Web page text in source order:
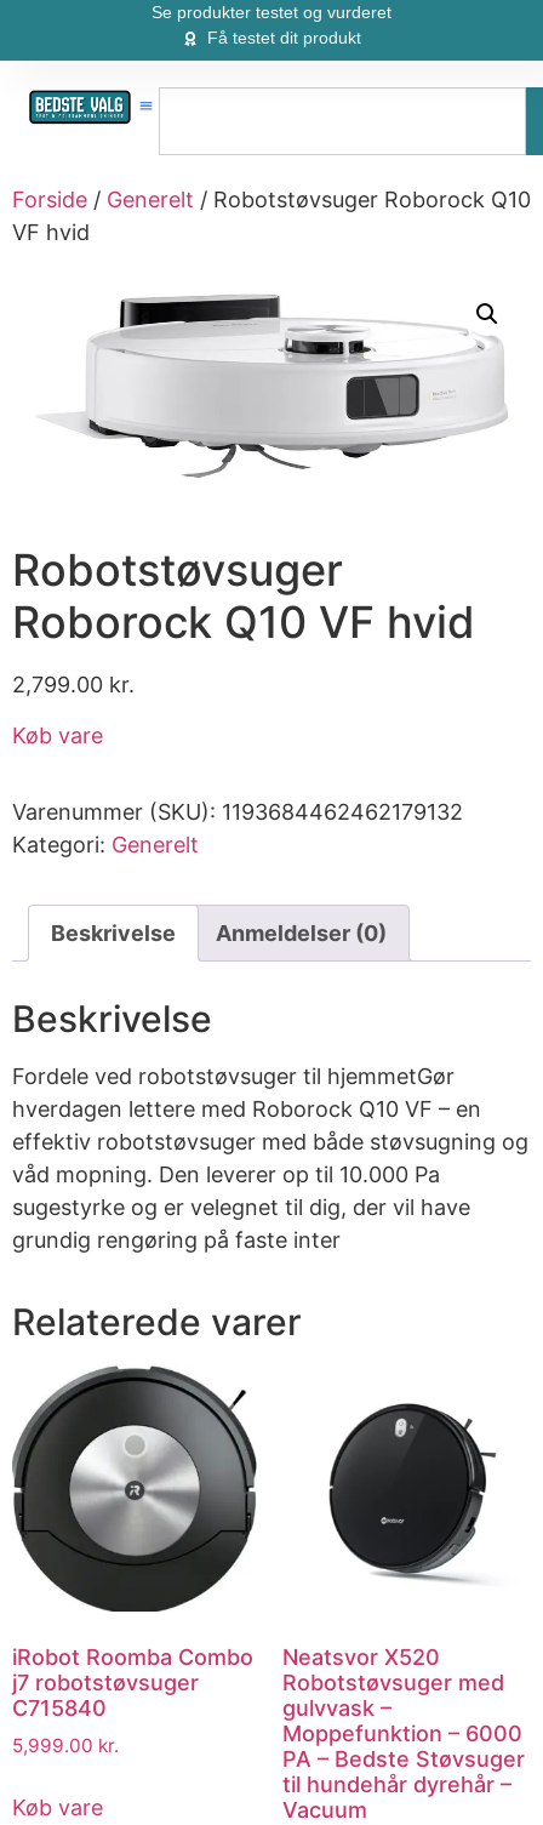
Se produkter testet og vurderet
Få testet dit produkt
Forside / Generelt / Robotstøvsuger Roborock Q10
VF hvid
Robotstøvsuger
Roborock Q10 VF hvid
2,799.00 kr.
Køb vare
Varenummer (SKU): 1193684462462179132
Kategori: Generelt
Beskrivelse Anmeldelser (0)
Beskrivelse
Fordele ved robotstøvsuger til hjemmetGør
hverdagen lettere med Roborock Q10 VF – en
effektiv robotstøvsuger med både støvsugning og
våd mopning. Den leverer op til 10.000 Pa
sugestyrke og er velegnet til dig, der vil have
grundig rengøring på faste inter
Relaterede varer
iRobot Roomba Combo
j7 robotstøvsuger
C715840
5,999.00 kr.
Køb vare
Neatsvor X520
Robotstøvsuger med
gulvvask –
Moppefunktion – 6000
PA – Bedste Støvsuger
til hundehår dyrehår –
Vacuum